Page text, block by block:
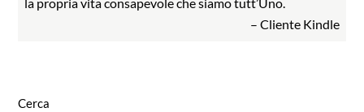
– Cliente Kindle
Cerca